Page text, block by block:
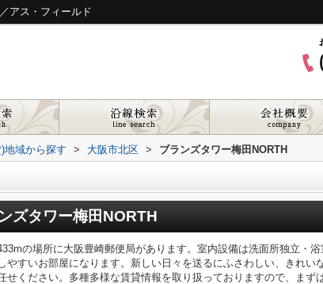
アス・フィールド
地域から探す > 大阪市北区 > ブランズタワー梅田NORTH
ズタワー梅田NORTH
の場所に大阪豊崎郵便局があります。室内設備は洗面所独立・
やすいお部屋になります。新しい日々を送るにふさわしい、きれい
せください。多種多様な賃貸情報を取り扱っておりますので、まず